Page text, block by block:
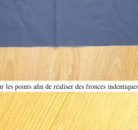
les points afin de réaliser des fronces